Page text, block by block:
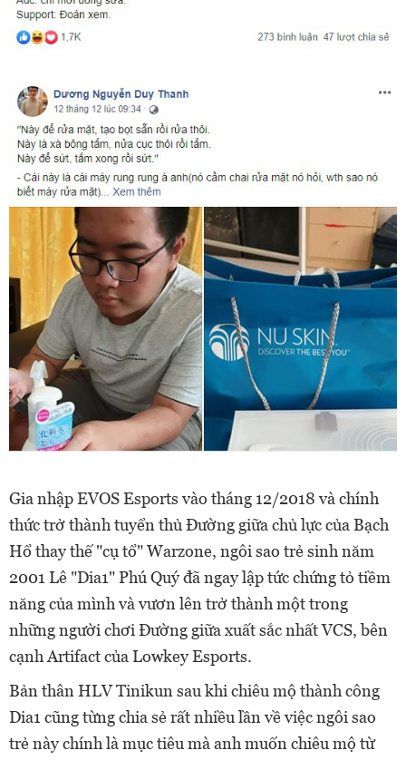
Gia nhập EVOS Esports vào tháng 12/2018 và chính
thức trở thành tuyển thủ Đường giữa chủ lực của Bạch
Hổ thay thế "cụ tổ" Warzone, ngôi sao trẻ sinh năm
2001 Lê "Dia1" Phú Quý đã ngay lập tức chứng tỏ tiềm
năng của mình và vươn lên trở thành một trong
những người chơi Đường giữa xuất sắc nhất VCS, bên
cạnh Artifact của Lowkey Esports.
Bản thân HLV Tinikun sau khi chiêu mộ thành công
Dia1 cũng từng chia sẻ rất nhiều lần về việc ngôi sao
trẻ này chính là mục tiêu mà anh muốn chiêu mộ từ